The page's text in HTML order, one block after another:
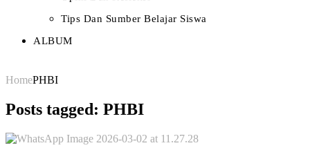
Tips Dan Sumber Belajar Siswa
ALBUM
HomePHBI
Posts tagged: PHBI